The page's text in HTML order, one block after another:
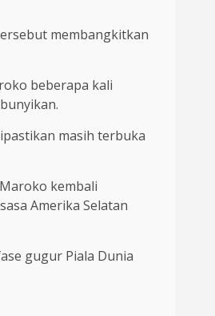
membangkitkan
beberapa kali
masih terbuka
kembali
Amerika Selatan
gugur Piala Dunia